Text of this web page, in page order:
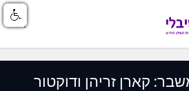
קארן זריהן ודוקטור